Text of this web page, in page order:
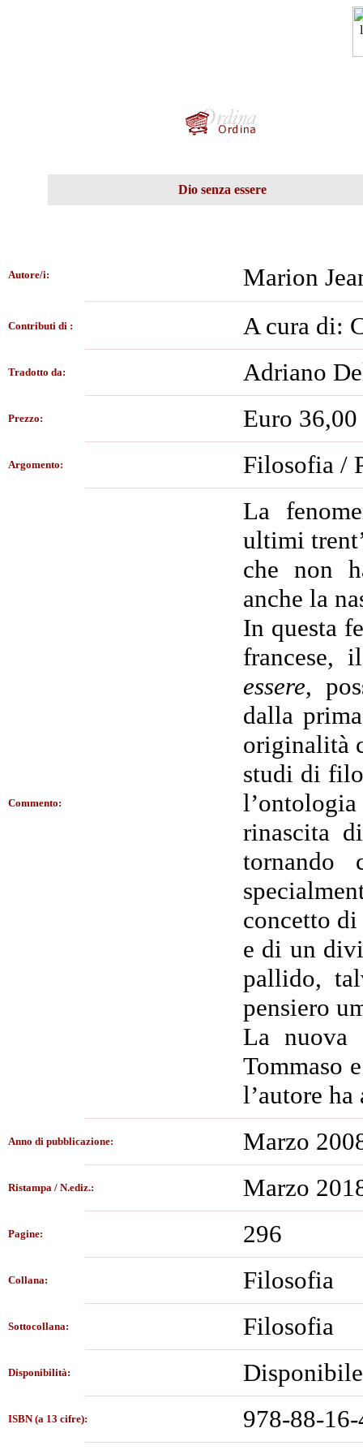
Dio senza essere
Autore/i: Marion
Contributi di : A cura di:
Tradotto da: Adriano
Prezzo: Euro 36,00
Argomento: Filosofia /
Commento:
La
ultimi
che non
anche la
In questa
francese,
essere,
dalla
originalità
studi di
rinascita
tornando
concetto
e di un
pallido,
pensiero
La nuova
Tommaso
l’autore
Anno di pubblicazione: Marzo
Ristampa / N.ediz.: Marzo
Pagine: 296
Collana: Filosofia
Sottocollana: Filosofia
Disponibilità: Disponibile
ISBN (a 13 cifre): 978-88-